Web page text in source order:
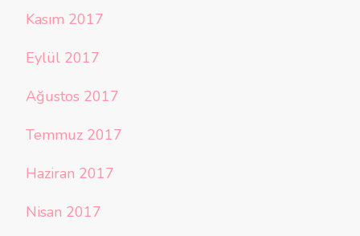
Kasım 2017
Eylül 2017
Ağustos 2017
Temmuz 2017
Haziran 2017
Nisan 2017